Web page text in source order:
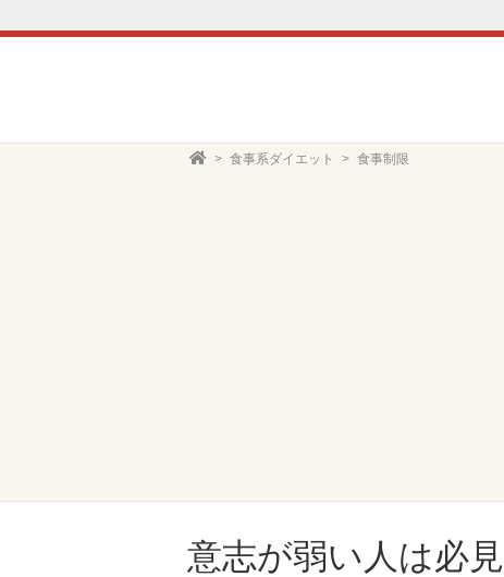
食事系ダイエット 食事制限
意志が弱い人は必